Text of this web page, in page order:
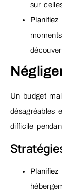
sur
Un budget
désagréables
difficile
Planifiez